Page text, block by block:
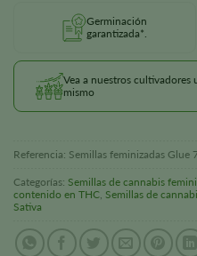
Germinación
garantizada*.
Vea a nuestros cultivadores
mismo
Referencia: Semillas feminizadas Glue
Categorías: Semillas de cannabis
contenido en THC Semillas de
Sativa